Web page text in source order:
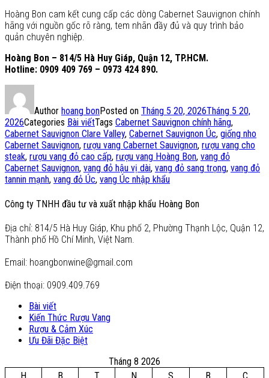
Hoàng Bon cam kết cung cấp các dòng Cabernet Sauvignon chính
hãng với nguồn gốc rõ ràng, tem nhãn đầy đủ và quy trình bảo
quản chuyên nghiệp.
Hoàng Bon – 814/5 Hà Huy Giáp, Quận 12, TP.HCM.
Hotline: 0909 409 769 – 0973 424 890.
Author hoang bonPosted on Tháng 5 20, 2026Tháng 5 20,
2026Categories Bài viếtTags Cabernet Sauvignon chính hãng,
Cabernet Sauvignon Clare Valley, Cabernet Sauvignon Úc, giống nho
Cabernet Sauvignon, rượu vang Cabernet Sauvignon, rượu vang cho
steak, rượu vang đỏ cao cấp, rượu vang Hoàng Bon, vang đỏ
Cabernet Sauvignon, vang đỏ hậu vị dài, vang đỏ sang trọng, vang đỏ
tannin mạnh, vang đỏ Úc, vang Úc nhập khẩu
Công ty TNHH đầu tư và xuất nhập khẩu Hoàng Bon
Địa chỉ: 814/5 Hà Huy Giáp, Khu phố 2, Phường Thạnh Lộc, Quận 12,
Thành phố Hồ Chí Minh, Việt Nam.
Email: hoangbonwine@gmail.com
Điện thoại: 0909.409.769
Bài viết
Kiến Thức Rượu Vang
Rượu & Cảm Xúc
Ưu Đãi Đặc Biệt
Tháng 8 2026